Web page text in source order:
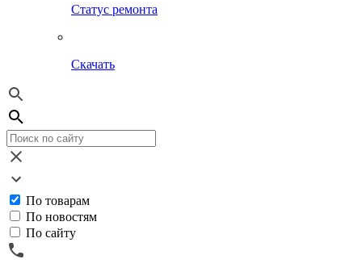
Статус ремонта
Скачать
По товарам
По новостям
По сайту